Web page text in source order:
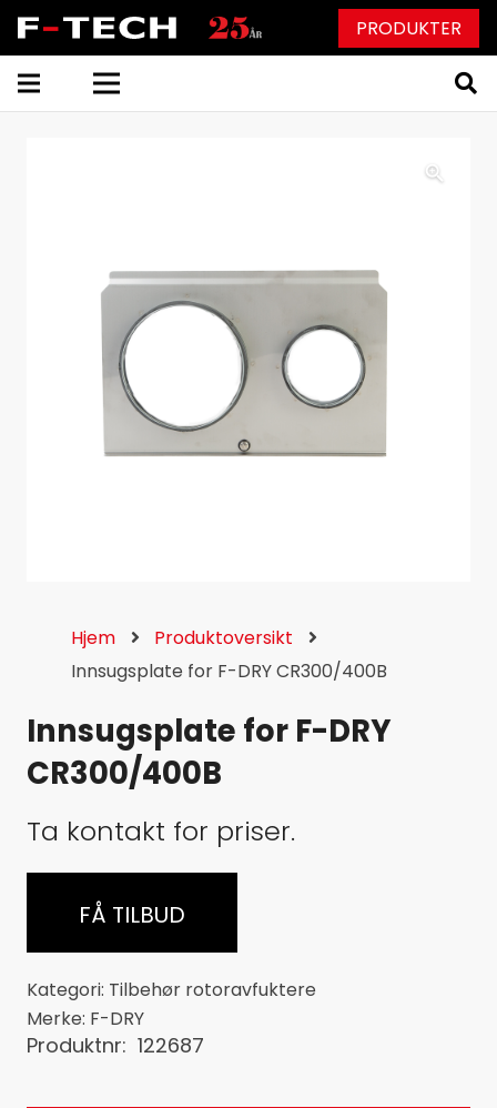
PRODUKTER
Hjem
Produktoversikt
Innsugsplate for F-DRY CR300/400B
Innsugsplate for F-DRY
CR300/400B
Ta kontakt for priser.
FÅ TILBUD
Kategori: Tilbehør rotoravfuktere
Merke: F-DRY
Produktnr: 122687